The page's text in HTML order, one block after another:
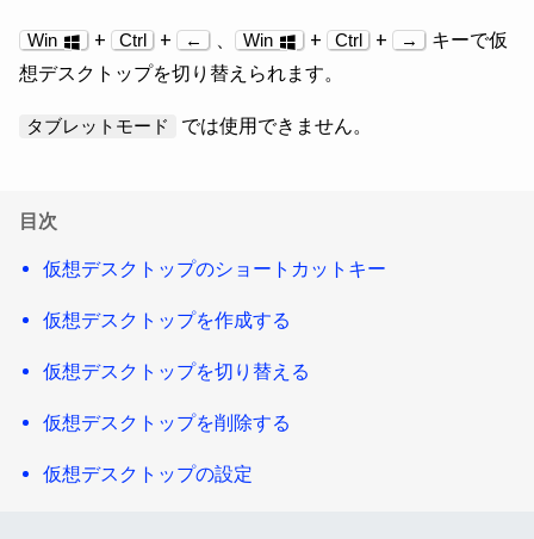
Win + Ctrl + ← 、 Win + Ctrl + →
キーで仮
想デスクトップを切り替えられます。
タブレットモード では使用できません。
目次
仮想デスクトップのショートカットキー
仮想デスクトップを作成する
仮想デスクトップを切り替える
仮想デスクトップを削除する
仮想デスクトップの設定